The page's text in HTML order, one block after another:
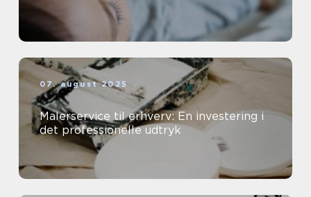
07. august 2025
Malerservice til erhverv: En investering i
det professionelle udtryk